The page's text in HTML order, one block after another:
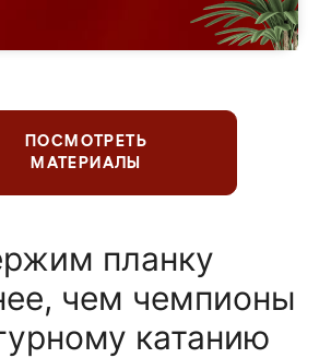
ПОСМОТРЕТЬ
МАТЕРИАЛЫ
планку
чем чемпионы
катанию